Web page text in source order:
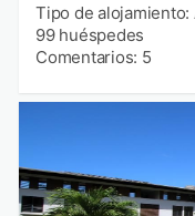
Tipo de alojamiento:
99 huéspedes
Comentarios: 5